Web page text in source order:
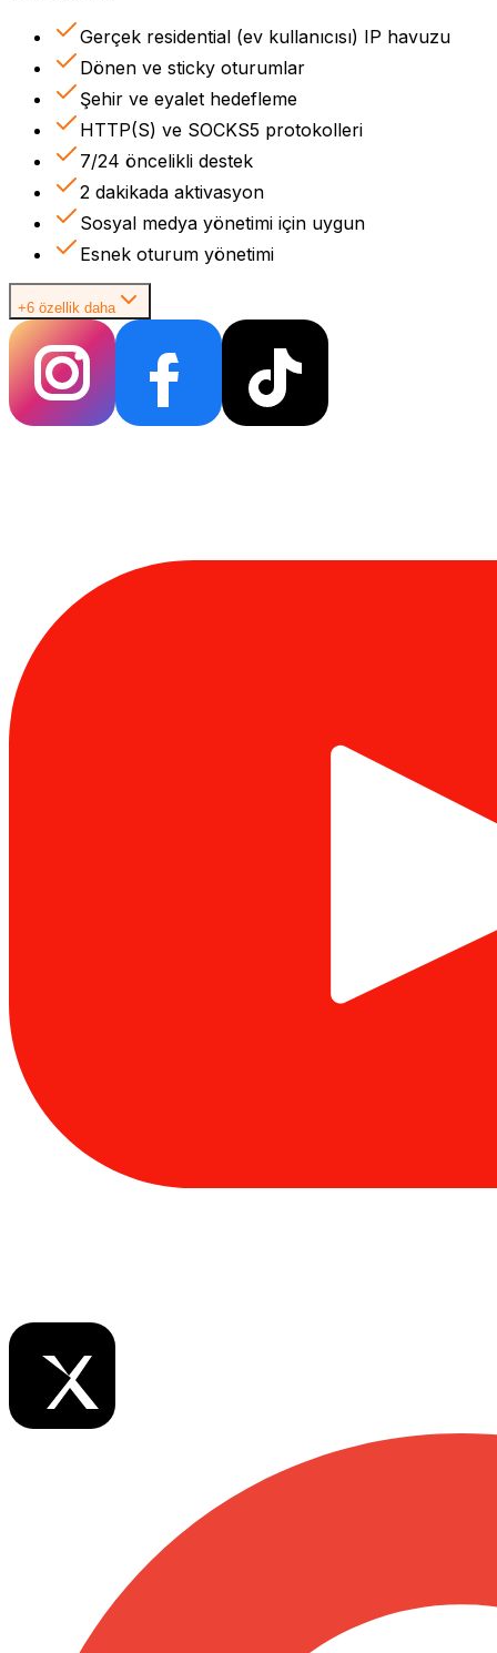
Gerçek residential (ev kullanıcısı) IP havuzu
Dönen ve sticky oturumlar
Şehir ve eyalet hedefleme
HTTP(S) ve SOCKS5 protokolleri
7/24 öncelikli destek
2 dakikada aktivasyon
Sosyal medya yönetimi için uygun
Esnek oturum yönetimi
+6 özellik daha